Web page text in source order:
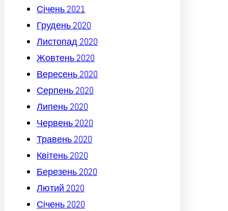
Січень 2021
Грудень 2020
Листопад 2020
Жовтень 2020
Вересень 2020
Серпень 2020
Липень 2020
Червень 2020
Травень 2020
Квітень 2020
Березень 2020
Лютий 2020
Січень 2020